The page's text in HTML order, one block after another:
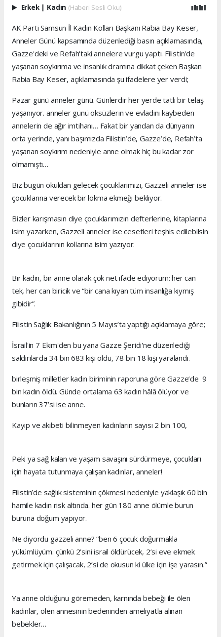
Erkek | Kadın (Haberi Sesli Oku)
AK Parti Samsun İl Kadın Kolları Başkanı Rabia Bay Keser,
Anneler Günü kapsamında düzenlediği basın açıklamasında,
Gazze'deki ve Refah'taki annelere vurgu yaptı. Filistin'de
yaşanan soykırıma ve insanlık dramına dikkat çeken Başkan
Rabia Bay Keser, açıklamasında şu ifadelere yer verdi;
Pazar günü anneler günü. Günlerdir her yerde tatlı bir telaş
yaşanıyor. anneler günü öksüzlerin ve evladını kaybeden
annelerin de ağır imtihanı… Fakat bir yandan da dünyanın
orta yerinde, yanı başımızda Filistin’de, Gazze’de, Refah’ta
yaşanan soykırım nedeniyle anne olmak hiç bu kadar zor
olmamıştı…
Biz bugün okuldan gelecek çocuklarımızı, Gazzeli anneler ise
çocuklarına verecek bir lokma ekmeği bekliyor.
Bizler karışmasın diye çocuklarımızın defterlerine, kitaplarına
isim yazarken, Gazzeli anneler ise cesetleri teşhis edilebilsin
diye çocuklarının kollarına isim yazıyor.
Bir kadın, bir anne olarak çok net ifade ediyorum: her can
tek, her can biricik ve “bir cana kıyan tüm insanlığa kıymış
gibidir”.
Filistin Sağlık Bakanlığının 5 Mayıs’ta yaptığı açıklamaya göre;
İsrail'in 7 Ekim'den bu yana Gazze Şeridi'ne düzenlediği
saldırılarda 34 bin 683 kişi öldü, 78 bin 18 kişi yaralandı.
birleşmiş milletler kadın biriminin raporuna göre Gazze’de 9
bin kadın öldü. Günde ortalama 63 kadın hâlâ ölüyor ve
bunların 37’si ise anne.
Kayıp ve akıbeti bilinmeyen kadınların sayısı 2 bin 100,
Peki ya sağ kalan ve yaşam savaşını sürdürmeye, çocukları
için hayata tutunmaya çalışan kadınlar, anneler!
Filistin’de sağlık sisteminin çökmesi nedeniyle yaklaşık 60 bin
hamile kadın risk altında. her gün 180 anne ölümle burun
buruna doğum yapıyor.
Ne diyordu gazzeli anne? “ben 6 çocuk doğurmakla
yükümlüyüm. çünkü 2’sini israil öldürücek, 2’si eve ekmek
getirmek için çalışacak, 2’si de okusun ki ülke için işe yarasın.”
Ya anne olduğunu göremeden, karnında bebeği ile ölen
kadınlar, ölen annesinin bedeninden ameliyatla alınan
bebekler…